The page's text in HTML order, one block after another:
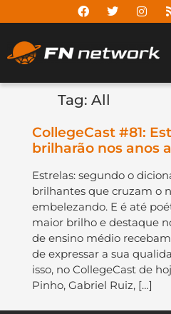
Tag: All
CollegeCast #81:
brilharão nos anos
Estrelas: segundo o
brilhantes que cruzam o
embelezando. E é até
maior brilho e destaque
de ensino médio
de expressar a sua
isso, no CollegeCast de
Pinho, Gabriel Ruiz, […]